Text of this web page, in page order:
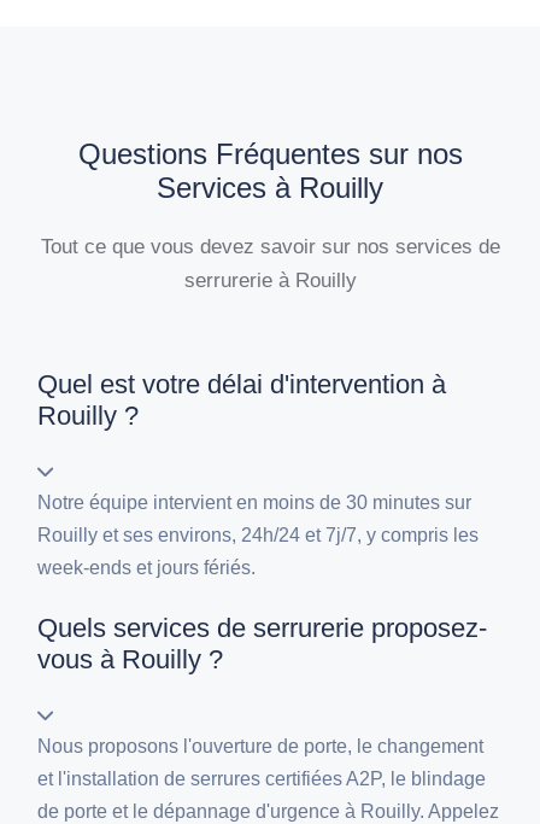
Questions Fréquentes sur nos
Services à Rouilly
Tout ce que vous devez savoir sur nos services de
serrurerie à Rouilly
Quel est votre délai d'intervention à
Rouilly ?
Notre équipe intervient en moins de 30 minutes sur
Rouilly et ses environs, 24h/24 et 7j/7, y compris les
week-ends et jours fériés.
Quels services de serrurerie proposez-
vous à Rouilly ?
Nous proposons l'ouverture de porte, le changement
et l'installation de serrures certifiées A2P, le blindage
de porte et le dépannage d'urgence à Rouilly. Appelez